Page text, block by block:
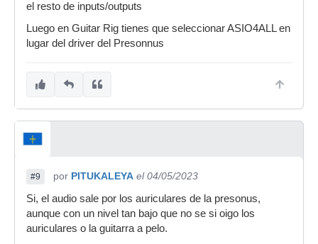
el resto de inputs/outputs
Luego en Guitar Rig tienes que seleccionar ASIO4ALL en
lugar del driver del Presonnus
#9 por PITUKALEYA el 04/05/2023
Si, el audio sale por los auriculares de la presonus,
aunque con un nivel tan bajo que no se si oigo los
auriculares o la guitarra a pelo.